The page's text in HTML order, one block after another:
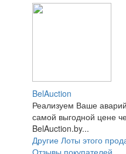
BelAuction
Реализуем Ваше
самой выгодной цене
BelAuction.by...
Другие Лоты этого
Отзывы покупателей